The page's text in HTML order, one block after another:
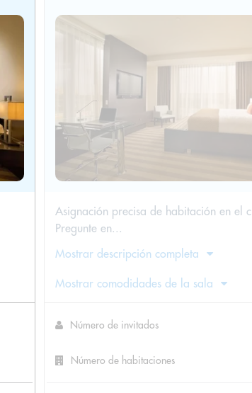
Asignación precisa de habitación en el
Pregunte en...
Mostrar descripción completa
Mostrar comodidades de la sala
Número de invitados
Número de habitaciones